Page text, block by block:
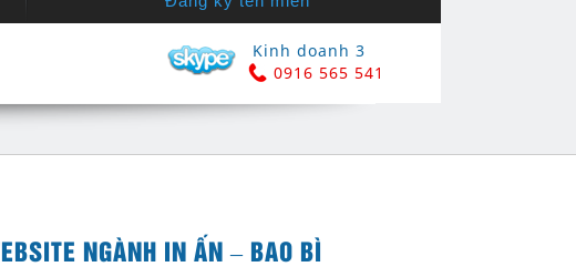
Kinh doanh 3
0916 565 541
NGÀNH IN ẤN – BAO BÌ